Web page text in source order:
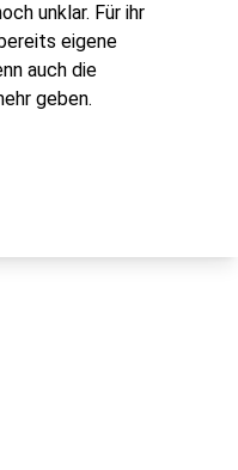
unklar. Für ihr
eigene
auch die
geben.